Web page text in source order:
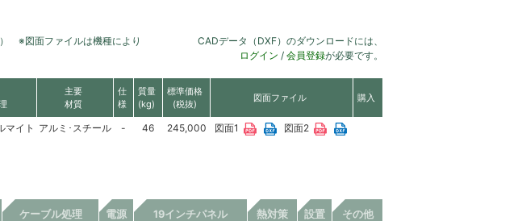
※図面ファイルは機種により
CADデータ（DXF）のダウンロードには、
ログイン / 会員登録が必要です。
主要
材質
仕
様
質量
(kg)
標準価格
(税抜)
図面ファイル 購入
マイト アルミ･スチール - 46 245,000 図面1 図面2
ケーブル処理 電源 19インチパネル 熱対策 設置 その他